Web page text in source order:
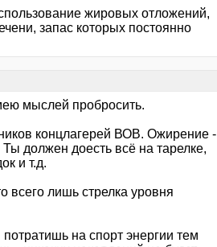
жировых отложений,
запас которых постоянно
мыслей пробросить.
концлагерей ВОВ. Ожирение -
должен доесть всё на тарелке,
и т.д.
всего лишь стрелка уровня
на спорт энергии тем